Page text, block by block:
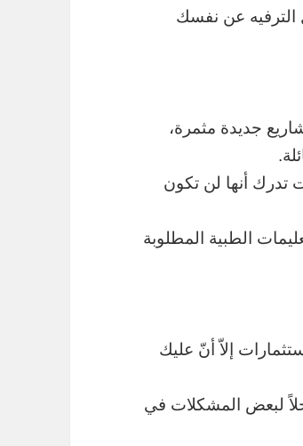
الترفيه عن نفسك
جديدة مثمرة،
تدرك أنها لن تكون
الطبية المطلوبة
إلاّ أنّ عليك
لبعض المشكلات في